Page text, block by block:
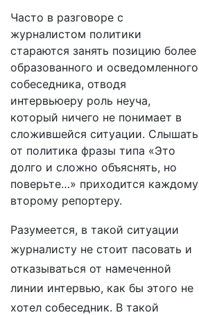
Часто в разговоре с
журналистом политики
стараются занять позицию более
образованного и осведомленного
собеседника, отводя
интервьюеру роль неуча,
который ничего не понимает в
сложившейся ситуации. Слышать
от политика фразы типа «Это
долго и сложно объяснять, но
поверьте…» приходится каждому
второму репортеру.
Разумеется, в такой ситуации
журналисту не стоит пасовать и
отказываться от намеченной
линии интервью, как бы этого не
хотел собеседник. В такой